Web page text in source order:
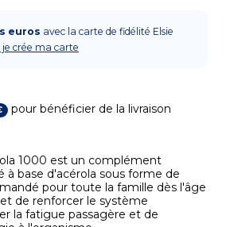
1000 est un complément
à base d'acérola sous forme de
pour toute la famille dès l'âge
de renforcer le système
la fatigue passagère et de
euros avec la carte de fidélité Elsie
je crée ma carte
pour bénéficier de la livraison